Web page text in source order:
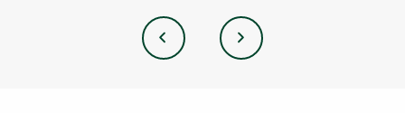
前
の
次